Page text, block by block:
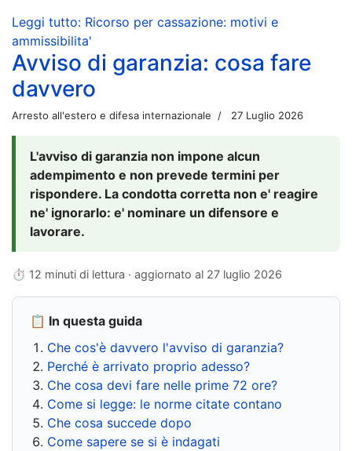
Leggi tutto: Ricorso per cassazione: motivi e
ammissibilita'
Avviso di garanzia: cosa fare
davvero
Arresto all'estero e difesa internazionale 27 Luglio 2026
L'avviso di garanzia non impone alcun
adempimento e non prevede termini per
rispondere. La condotta corretta non e' reagire
ne' ignorarlo: e' nominare un difensore e
lavorare.
⏱ 12 minuti di lettura · aggiornato al 27 luglio 2026
📋 In questa guida
Che cos'è davvero l'avviso di garanzia?
Perché è arrivato proprio adesso?
Che cosa devi fare nelle prime 72 ore?
Come si legge: le norme citate contano
Che cosa succede dopo
Come sapere se si è indagati